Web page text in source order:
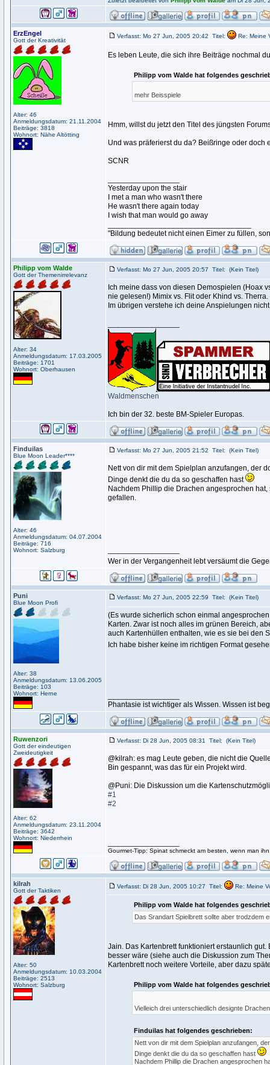
ErzEngel
Gott der Kreativität
Alter: 46
Anmeldungsdatum: 21.11.2004
Beiträge: 3818
Wohnort: Nähe Altötting
Verfasst: Mo 27 Jun, 2005 20:42 Titel: Re: Meine
Es leben Leute, die sich ihre Beiträge nochmal
Philipp vom Walde hat folgendes
mehr Beisspiele
Hmm, willst du jetzt den Titel des jüngsten
Und was präferierst du da? Beißringe oder doch
SCNR
Yesterday upon the stair
I met a man who wasn't there
He wasn't there again today
I wish that man would go away
"Bildung bedeutet nicht einen Eimer zu füllen,
Philipp vom Walde
Gott der Themenirrelevanz
Alter: 34
Anmeldungsdatum: 17.03.2005
Beiträge: 1701
Wohnort: Oberhausen
Verfasst: Mo 27 Jun, 2005 20:57 Titel: (Kein Titel)
Ich meine dass von diesen Demospielen (Hoax
nie gelesen!) Mimix vs. Flit oder Khind vs. Therra.
Im übrigen verstehe ich deine Anspielungen
Waldmenschen
Ich bin der 32. beste BM-Spieler Europas.
Finduilas
Blue Moon Leader****
Alter: 46
Anmeldungsdatum: 04.07.2004
Beiträge: 716
Wohnort: Salzburg
Verfasst: Mo 27 Jun, 2005 21:52 Titel: (Kein Titel)
Nett von dir mit dem Spielplan anzufangen, der
Dinge denkt die du da so geschaffen hast
Nachdem Phillip die Drachen angesprochen
gefallen.
Wer in der Vergangenheit lebt versäumt die
Puni
Blue Moon Profi
Alter: 38
Anmeldungsdatum: 13.06.2005
Beiträge: 103
Wohnort: Herne
Verfasst: Mo 27 Jun, 2005 22:59 Titel: (Kein Titel)
(Es wurde sicherlich schon einmal
Karten. Zwar ist noch alles im grünen Bereich,
auch Kartenhüllen enthalten, wie es sie bei den
Ich habe bisher keine im richtigen Format
Phantasie ist wichtiger als Wissen. Wissen ist
Ruwenzori
Gott der eindeutigen
Zweideutigkeit
Alter: 62
Anmeldungsdatum: 23.11.2004
Beiträge: 3642
Wohnort: Niederrhein
Verfasst: Di 28 Jun, 2005 08:31 Titel: (Kein Titel)
@kilrah: es mag Leute geben, die nicht die
Bin gespannt, was das für ein Projekt wird.
@Puni: Die Diskussion um die
#1
#2
Gourmet-Tipp: Spinat schmeckt am besten, wenn man
kilrah
Gott der Taktiken
Alter: 50
Anmeldungsdatum: 10.03.2004
Beiträge: 2513
Wohnort: Salzburg
Verfasst: Di 28 Jun, 2005 10:27 Titel: Re: Meine
Philipp vom Walde hat folgendes
Das Srandart Spielbrett sollte aber trodzdem
Jain. Das Kartenbrett funktioniert erstaunlich
besser wäre (siehe auch die Diskussion zum
Kartenbrett noch weitere Vorteile, aber dazu
Philipp vom Walde hat folgendes
Vielleich drei unterschiedlich designte
Finduilas hat folgendes geschrieben:
Nett von dir mit dem Spielplan anzufangen,
Dinge denkt die du da so geschaffen hast
Nachdem Phillip die Drachen angesprochen